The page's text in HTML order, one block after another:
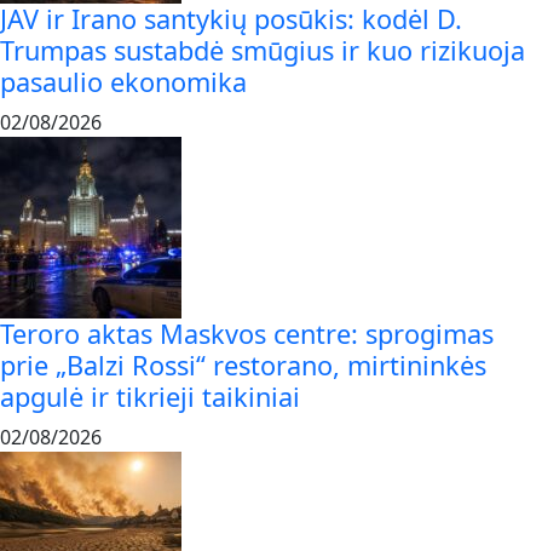
JAV ir Irano santykių posūkis: kodėl D.
Trumpas sustabdė smūgius ir kuo rizikuoja
pasaulio ekonomika
02/08/2026
Teroro aktas Maskvos centre: sprogimas
prie „Balzi Rossi“ restorano, mirtininkės
apgulė ir tikrieji taikiniai
02/08/2026